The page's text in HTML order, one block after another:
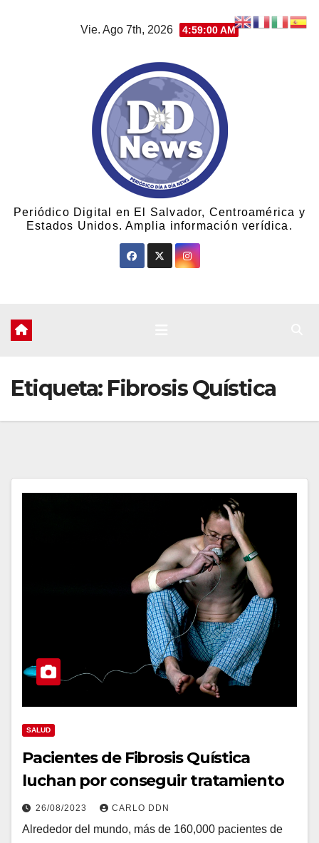
Vie. Ago 7th, 2026 4:59:00 AM
Periódico Digital en El Salvador, Centroamérica y
Estados Unidos. Amplia información verídica.
Etiqueta: Fibrosis Quística
SALUD
Pacientes de Fibrosis Quística
luchan por conseguir tratamiento
26/08/2023 CARLO DDN
Alrededor del mundo, más de 160,000 pacientes de